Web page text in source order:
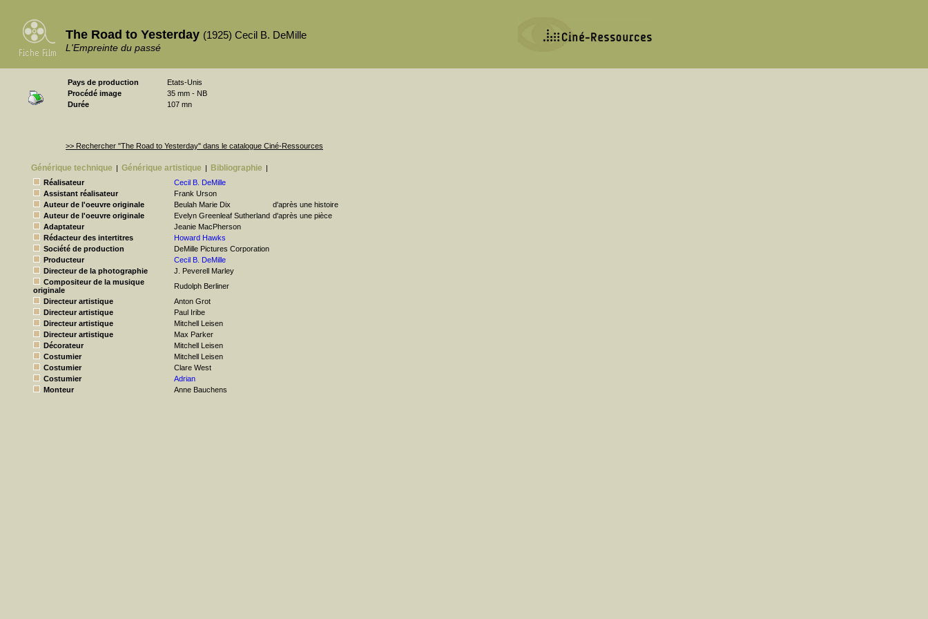
The Road to Yesterday (1925) Cecil B. DeMille
L'Empreinte du passé
Pays de production
Etats-Unis
Procédé image
35 mm - NB
Durée
107 mn
>> Rechercher "The Road to Yesterday" dans le catalogue Ciné-Ressources
Générique technique | Générique artistique | Bibliographie |
Réalisateur
Cecil B. DeMille
Assistant réalisateur
Frank Urson
Auteur de l'oeuvre originale
Beulah Marie Dix
d'après une histoire
Auteur de l'oeuvre originale
Evelyn Greenleaf Sutherland d'après une pièce
Adaptateur
Jeanie MacPherson
Rédacteur des intertitres
Howard Hawks
Société de production
DeMille Pictures Corporation
Producteur
Cecil B. DeMille
Directeur de la photographie
J. Peverell Marley
Compositeur de la musique
originale
Rudolph Berliner
Directeur artistique
Anton Grot
Directeur artistique
Paul Iribe
Directeur artistique
Mitchell Leisen
Directeur artistique
Max Parker
Décorateur
Mitchell Leisen
Costumier
Mitchell Leisen
Costumier
Clare West
Costumier
Adrian
Monteur
Anne Bauchens